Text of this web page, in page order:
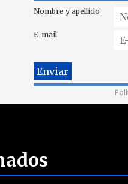
Nombre y apellido
E-mail